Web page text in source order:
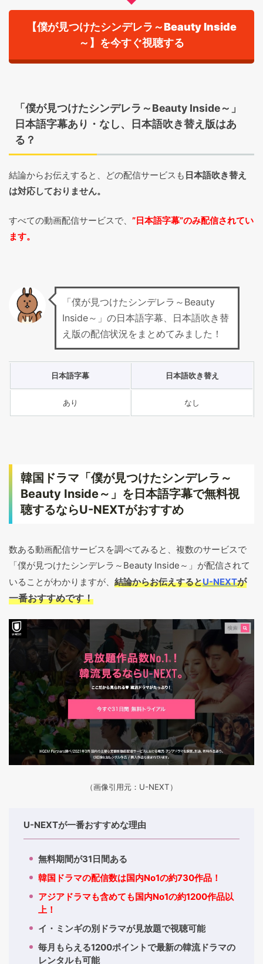
【僕が見つけたシンデレラ～Beauty Inside
～】を今すぐ視聴する
「僕が見つけたシンデレラ～Beauty Inside～」
日本語字幕あり・なし、日本語吹き替え版はあ
る？
結論からお伝えすると、どの配信サービスも 日本語吹き替え
は対応しておりません。
すべての動画配信サービスで、 ”日本語字幕”のみ配信されてい
ます。
「僕が見つけたシンデレラ～Beauty
Inside～」の日本語字幕、日本語吹き替
え版の配信状況をまとめてみました！
日本語字幕 日本語吹き替え
あり なし
韓国ドラマ「僕が見つけたシンデレラ～
Beauty Inside～」を日本語字幕で無料視
聴するならU-NEXTがおすすめ
数ある動画配信サービスを調べてみると、複数のサービスで
「僕が見つけたシンデレラ～Beauty Inside～」が配信されて
いることがわかりますが、 結論からお伝えするとU-NEXTが
一番おすすめです！
（画像引用元：U-NEXT）
U-NEXTが一番おすすめな理由
無料期間が31日間ある
韓国ドラマの配信数は国内No1の約730作品！
アジアドラマも含めても国内No1の約1200作品以
上！
イ・ミンギの別ドラマが見放題で視聴可能
毎月もらえる1200ポイントで最新の韓流ドラマの
レンタルも可能